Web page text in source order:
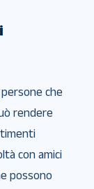
che
rendere
con amici
possono